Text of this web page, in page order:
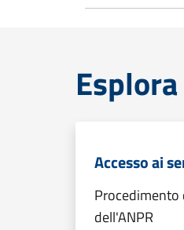
Accesso ai
Procedimento
dell'ANPR